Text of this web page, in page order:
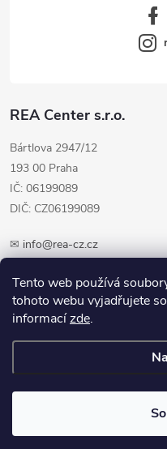
Tento web používá
tohoto webu vyjadřujete
informacízde.
REA Center s.r.o.
Bártlova 2947/12
193 00 Praha
IČ: 06199089
DIČ: CZ06199089
✉ info@rea-cz.cz
Copyright 2026